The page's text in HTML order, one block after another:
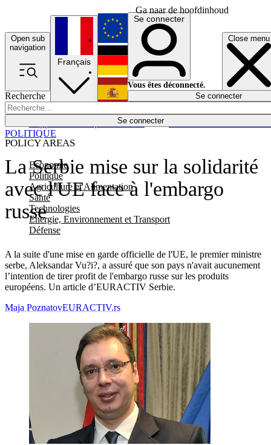
Ga naar de hoofdinhoud
Open sub
navigation
Close menu
Recherche
Se connecter
POLICY AREAS
Economie
Politique
Agriculture et Alimentation
Santé
Technologies
Energie, Environnement et Transport
Défense
Économie
Français
English
Deutsch
Español
Se connecter
Vous êtes déconnecté.
Se connecter
La Serbie mise sur la solidarité
avec l'UE face à l'embargo
russe
A la suite d'une mise en garde officielle de l'UE, le premier ministre
serbe, Aleksandar Vu?i?, a assuré que son pays n'avait aucunement
l’intention de tirer profit de l'embargo russe sur les produits
européens. Un article d’EURACTIV Serbie.
POLITIQUE
Maja PoznatovEURACTIV.rs